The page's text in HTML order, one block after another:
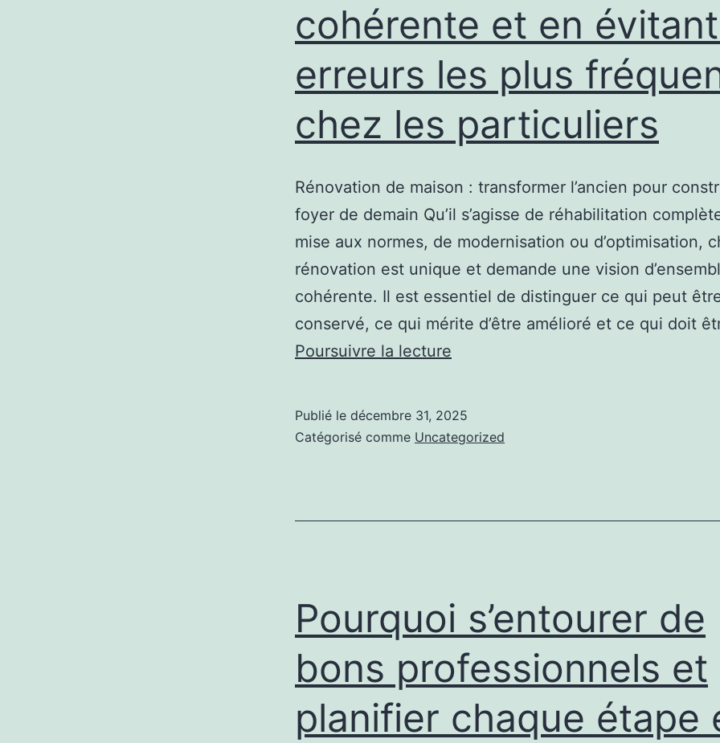
cohérente et en
erreurs les plus
chez les particuliers
Rénovation de maison : transformer l’ancien pour
foyer de demain Qu’il s’agisse de réhabilitation
mise aux normes, de modernisation ou d’optimisation,
rénovation est unique et demande une vision
cohérente. Il est essentiel de distinguer ce qui peut
conservé, ce qui mérite d’être amélioré et ce qui doit
Poursuivre la lecture
maison
tout
en
gardant
une
vision
Publié le décembre 31, 2025
Catégorisé comme Uncategorized
Pourquoi s’entourer de
bons professionnels et
planifier chaque étape